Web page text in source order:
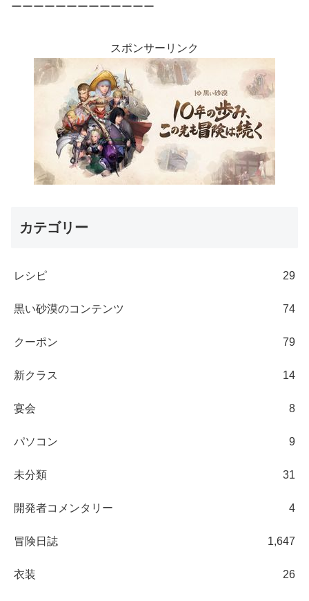
ーーーーーーーーーーーーー
スポンサーリンク
カテゴリー
レシピ 29
黒い砂漠のコンテンツ 74
クーポン 79
新クラス 14
宴会 8
パソコン 9
未分類 31
開発者コメンタリー 4
冒険日誌 1,647
衣装 26